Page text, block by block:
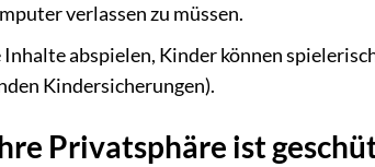
verlassen zu müssen.
abspielen, Kinder können
Kindersicherungen).
Privatsphäre ist